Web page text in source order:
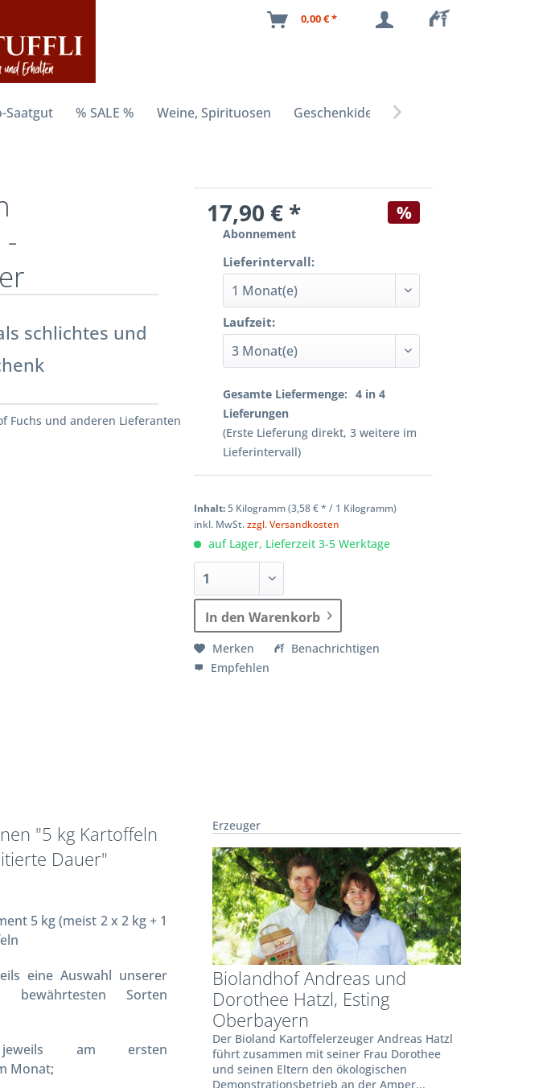
0,00 € *
Saatgut % SALE % Weine, Spirituosen Geschenkideen 
schlichtes und
Fuchs und anderen Lieferanten
17,90 € * %
Abonnement
Lieferintervall:
Laufzeit:
Gesamte Liefermenge: 4 in4
Lieferungen
(Erste Lieferung direkt,3 weitere im
Lieferintervall)
Inhalt:5 Kilogramm (3,58 €* / 1 Kilogramm)
inkl. MwSt.zzgl. Versandkosten
auf Lager, Lieferzeit 3-5 Werktage
In den Warenkorb
Merken
Benachrichtigen
Empfehlen
"5 kg Kartoffeln
Dauer"
5 kg (meist 2 x 2 kg + 1
eine Auswahl unserer
Sorten
am ersten
Monat;
Erzeuger
Biolandhof Andreas und
Dorothee Hatzl, Esting
Oberbayern
Der Bioland Kartoffelerzeuger Andreas Hatzl
führt zusammen mit seiner Frau Dorothee
und seinen Eltern den ökologischen
Demonstrationsbetrieb an der Amper...